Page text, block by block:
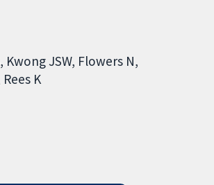
Kwong JSW Flowers N
Rees K